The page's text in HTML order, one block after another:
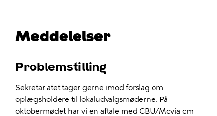
Meddelelser
Problemstilling
Sekretariatet tager gerne imod forslag om
oplægsholdere til lokaludvalgsmøderne. På
oktobermødet har vi en aftale med CBU/Movia om